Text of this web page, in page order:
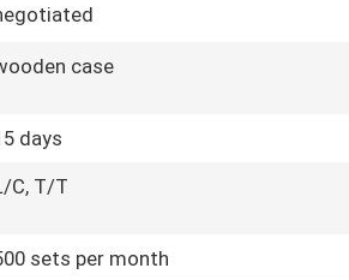
case
days
C, T/T
sets per month